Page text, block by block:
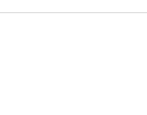
do Rio de Janeiro